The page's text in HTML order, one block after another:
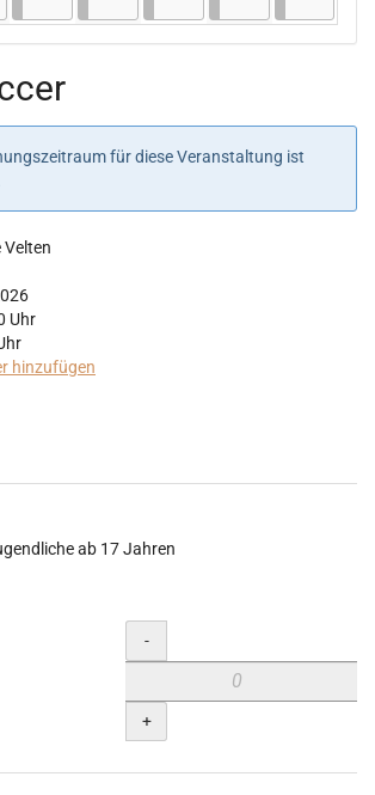
für diese Veranstaltung ist
Velten
Uhr
hinzufügen
ab 17 Jahren
Menge
-
+